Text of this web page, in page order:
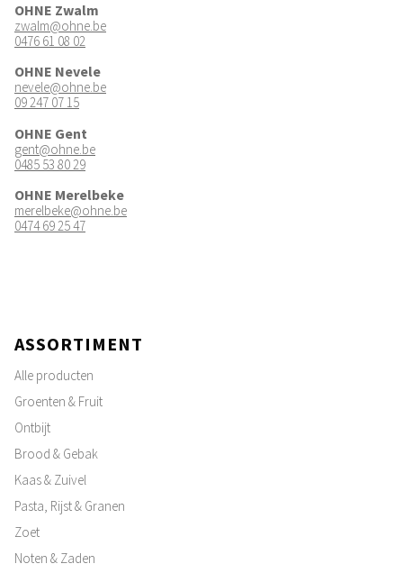
OHNE Zwalm
zwalm@ohne.be
0476 61 08 02
OHNE Nevele
nevele@ohne.be
09 247 07 15
OHNE Gent
gent@ohne.be
0485 53 80 29
OHNE Merelbeke
merelbeke@ohne.be
0474 69 25 47
ASSORTIMENT
Alle producten
Groenten & Fruit
Ontbijt
Brood & Gebak
Kaas & Zuivel
Pasta, Rijst & Granen
Zoet
Noten & Zaden